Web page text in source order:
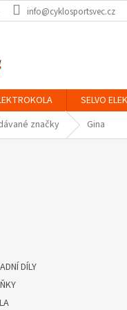
info@cyklosportsvec.cz
SELVO
značky Gina
DÍLY